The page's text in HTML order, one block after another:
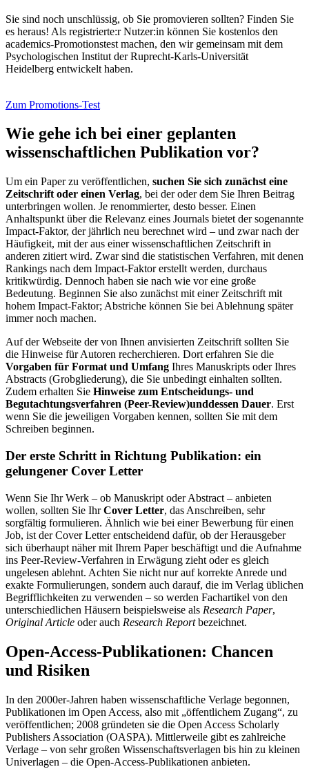
Sie sind noch unschlüssig, ob Sie promovieren sollten? Finden Sie
es heraus! Als registrierte:r Nutzer:in können Sie kostenlos den
academics-Promotionstest machen, den wir gemeinsam mit dem
Psychologischen Institut der Ruprecht-Karls-Universität
Heidelberg entwickelt haben.
Zum Promotions-Test
Wie gehe ich bei einer geplanten
wissenschaftlichen Publikation vor?
Um ein Paper zu veröffentlichen, suchen Sie sich zunächst eine
Zeitschrift oder einen Verlag, bei der oder dem Sie Ihren Beitrag
unterbringen wollen. Je renommierter, desto besser. Einen
Anhaltspunkt über die Relevanz eines Journals bietet der sogenannte
Impact-Faktor, der jährlich neu berechnet wird – und zwar nach der
Häufigkeit, mit der aus einer wissenschaftlichen Zeitschrift in
anderen zitiert wird. Zwar sind die statistischen Verfahren, mit denen
Rankings nach dem Impact-Faktor erstellt werden, durchaus
kritikwürdig. Dennoch haben sie nach wie vor eine große
Bedeutung. Beginnen Sie also zunächst mit einer Zeitschrift mit
hohem Impact-Faktor; Abstriche können Sie bei Ablehnung später
immer noch machen.
Auf der Webseite der von Ihnen anvisierten Zeitschrift sollten Sie
die Hinweise für Autoren recherchieren. Dort erfahren Sie die
Vorgaben für Format und Umfang Ihres Manuskripts oder Ihres
Abstracts (Grobgliederung), die Sie unbedingt einhalten sollten.
Zudem erhalten Sie Hinweise zum Entscheidungs- und
Begutachtungsverfahren (Peer-Review)unddessen Dauer. Erst
wenn Sie die jeweiligen Vorgaben kennen, sollten Sie mit dem
Schreiben beginnen.
Der erste Schritt in Richtung Publikation: ein
gelungener Cover Letter
Wenn Sie Ihr Werk – ob Manuskript oder Abstract – anbieten
wollen, sollten Sie IhrCover Letter, das Anschreiben, sehr
sorgfältig formulieren. Ähnlich wie bei einer Bewerbung für einen
Job, ist der Cover Letter entscheidend dafür, ob der Herausgeber
sich überhaupt näher mit Ihrem Paper beschäftigt und die Aufnahme
ins Peer-Review-Verfahren in Erwägung zieht oder es gleich
ungelesen ablehnt. Achten Sie nicht nur auf korrekte Anrede und
exakte Formulierungen, sondern auch darauf, die im Verlag üblichen
Begrifflichkeiten zu verwenden – so werden Fachartikel von den
unterschiedlichen Häusern beispielsweise als Research Paper,
Original Article oder auch Research Reportbezeichnet.
Open-Access-Publikationen: Chancen
und Risiken
In den 2000er-Jahren haben wissenschaftliche Verlage begonnen,
Publikationen im Open Access, also mit „öffentlichem Zugang“, zu
veröffentlichen; 2008 gründeten sie die Open Access Scholarly
Publishers Association (OASPA). Mittlerweile gibt es zahlreiche
Verlage – von sehr großen Wissenschaftsverlagen bis hin zu kleinen
Univerlagen – die Open-Access-Publikationen anbieten.